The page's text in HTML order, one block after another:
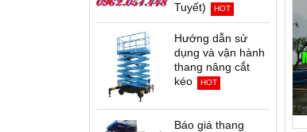
Tuyết)
HOT
Hướng dẫn sử
dụng và vận hành
thang nâng cắt
kéo
HOT
Báo giá thang